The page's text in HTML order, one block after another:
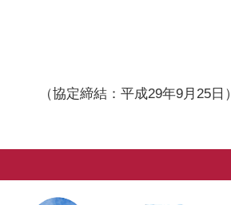
（協定締結：平成29年9月25日）